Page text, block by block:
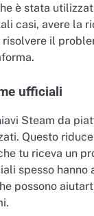
è stata
casi, avere la
risolvere il
ufficiali
Steam da
Questo
tu riceva un
spesso hanno
possono